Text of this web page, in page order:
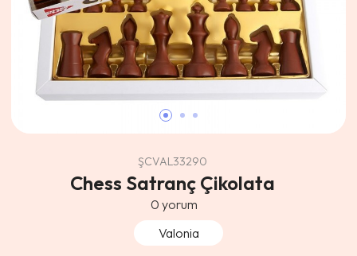
ŞCVAL33290
Chess Satranç Çikolata
0 yorum
Valonia